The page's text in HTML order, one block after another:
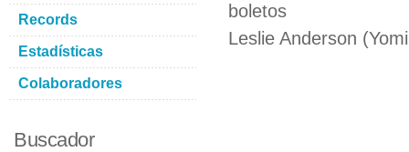
boletos
Leslie Anderson
Records
Estadísticas
Colaboradores
Buscador